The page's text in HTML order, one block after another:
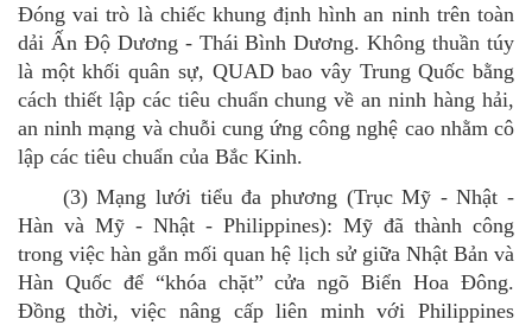
Đóng vai trò là chiếc khung định hình an ninh trên toàn
dải Ấn Độ Dương - Thái Bình Dương. Không thuần túy
là một khối quân sự, QUAD bao vây Trung Quốc bằng
cách thiết lập các tiêu chuẩn chung về an ninh hàng hải,
an ninh mạng và chuỗi cung ứng công nghệ cao nhằm cô
lập các tiêu chuẩn của Bắc Kinh.
(3)Mạng lưới tiểu đa phương (Trục Mỹ - Nhật -
Hàn và Mỹ - Nhật - Philippines): Mỹ đã thành công
trong việc hàn gắn mối quan hệ lịch sử giữa Nhật Bản và
Hàn Quốc để “khóa chặt” cửa ngõ Biển Hoa Đông.
Đồng thời, việc nâng cấp liên minh với Philippines